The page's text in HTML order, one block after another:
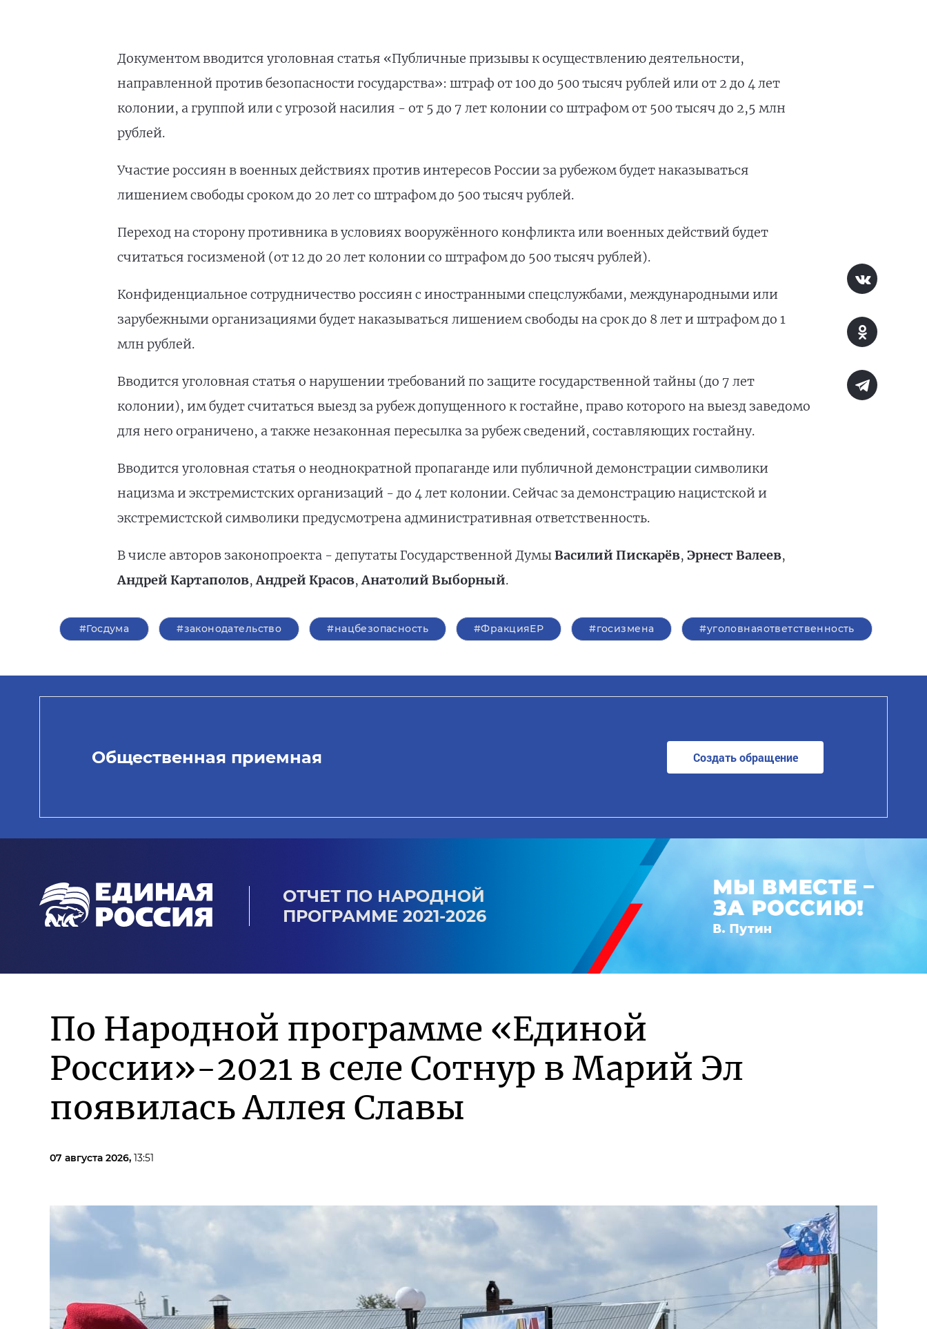
Документом вводится уголовная статья «Публичные призывы к осуществлению деятельности,
направленной против безопасности государства»: штраф от 100 до 500 тысяч рублей или от 2 до 4 лет
колонии, а группой или с угрозой насилия - от 5 до 7 лет колонии со штрафом от 500 тысяч до 2,5 млн
рублей.
Участие россиян в военных действиях против интересов России за рубежом будет наказываться
лишением свободы сроком до 20 лет со штрафом до 500 тысяч рублей.
Переход на сторону противника в условиях вооружённого конфликта или военных действий будет
считаться госизменой (от 12 до 20 лет колонии со штрафом до 500 тысяч рублей).
Конфиденциальное сотрудничество россиян с иностранными спецслужбами, международными или
зарубежными организациями будет наказываться лишением свободы на срок до 8 лет и штрафом до 1
млн рублей.
Вводится уголовная статья о нарушении требований по защите государственной тайны (до 7 лет
колонии), им будет считаться выезд за рубеж допущенного к гостайне, право которого на выезд заведомо
для него ограничено, а также незаконная пересылка за рубеж сведений, составляющих гостайну.
Вводится уголовная статья о неоднократной пропаганде или публичной демонстрации символики
нацизма и экстремистских организаций - до 4 лет колонии. Сейчас за демонстрацию нацистской и
экстремистской символики предусмотрена административная ответственность.
В числе авторов законопроекта - депутаты Государственной ДумыВасилий Пискарёв, Эрнест Валеев,
Андрей Картаполов,Андрей Красов,Анатолий Выборный.
#Госдума #законодательство #нацбезопасность #ФракцияЕР #госизмена #уголовнаяответственность
Общественная приемная Создать обращение
ОТЧЕТ ПО НАРОДНОЙ
ПРОГРАММЕ 2021-2026
По Народной программе «Единой
России»-2021 в селе Сотнур в Марий Эл
появилась Аллея Славы
07 августа 2026, 13:51